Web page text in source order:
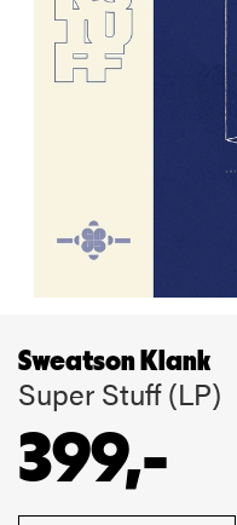
Sweatson Klank
Super Stuff (LP)
399,-